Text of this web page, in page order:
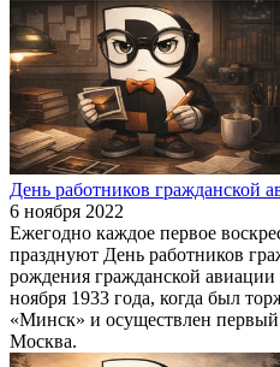
День работников гражданской
6 ноября 2022
Ежегодно каждое первое
празднуют День работников
рождения гражданской авиации
ноября 1933 года, когда был
«Минск» и осуществлен
Москва.